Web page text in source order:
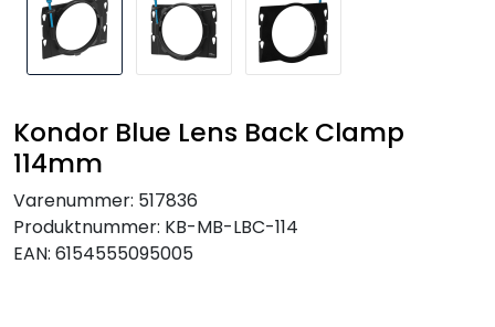
Kondor Blue Lens Back Clamp
114mm
Varenummer: 517836
Produktnummer: KB-MB-LBC-114
EAN: 6154555095005